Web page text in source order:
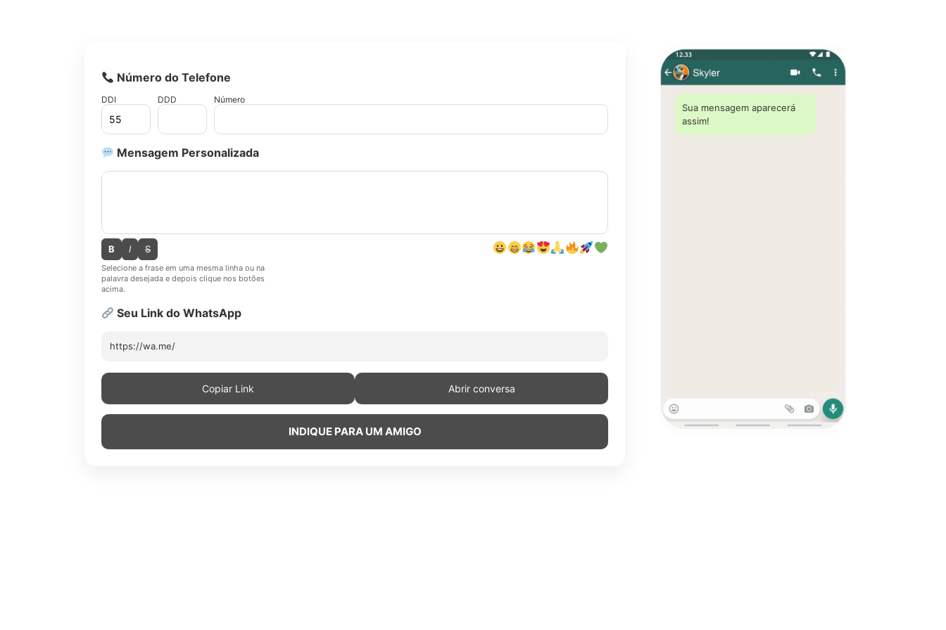
Número do Telefone
DDI DDD Número
Mensagem Personalizada
B I S
Selecione a frase em uma mesma linha ou na
palavra desejada e depois clique nos botões
acima.
Seu Link do WhatsApp
https://wa.me/
Copiar Link Abrir conversa
INDIQUE PARA UM AMIGO
Sua mensagem aparecerá
assim!